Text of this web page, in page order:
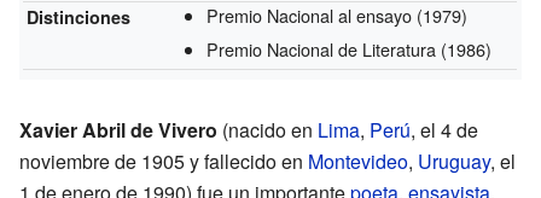
Distinciones
Premio Nacional al ensayo (1979)
Premio Nacional de Literatura (1986)
Xavier Abril de Vivero (nacido en Lima, Perú, el 4 de
noviembre de 1905 y fallecido en Montevideo, Uruguay, el
1 de enero de 1990) fue un importantepoeta, ensayista,